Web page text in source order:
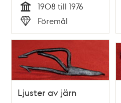
Tid
1908 till 1976
Typ
Föremål
Ljuster av järn